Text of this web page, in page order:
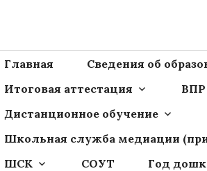
ГБОУ
Главная
Сведения об
Итоговая аттестация
ВПР
Дистанционное обучение
Школьная служба медиации
ШСК
СОУТ Год